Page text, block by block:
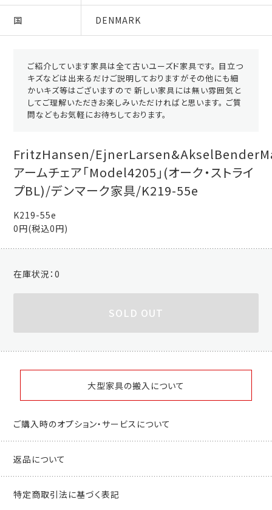
国 DENMARK
ご紹介しています家具は全て古いユーズド家具です。 目立つ
キズなどは出来るだけご説明しておりますがその他にも細
かいキズ等はございますので 新しい家具には無い雰囲気と
してご理解いただきお楽しみいただければと思います。 ご質
問などもお気軽にお待ちしております。
FritzHansen/
アームチェア「Model4205」(オーク・ストライ
プBL)/デンマーク家具/K219-55e
K219-55e
0円(税込0円)
在庫状況：0
SOLD OUT
大型家具の搬入について
ご購入時のオプション・サービスについて
返品について
特定商取引法に基づく表記